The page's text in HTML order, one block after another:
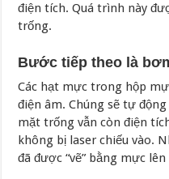
điện tích. Quá trình này
trống.
Bước tiếp theo là
Các hạt mực trong hộp
điện âm. Chúng sẽ tự
mặt trống vẫn còn điện
không bị laser chiếu vào.
đã được “vẽ” bằng mực